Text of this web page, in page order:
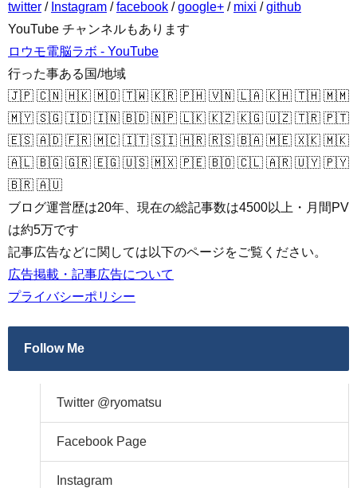
twitter / Instagram / facebook / google+ / mixi / github
YouTube チャンネルもあります
ロウモ電脳ラボ - YouTube
行った事ある国/地域
🇯🇵 🇨🇳 🇭🇰 🇲🇴 🇹🇼 🇰🇷 🇵🇭 🇻🇳 🇱🇦 🇰🇭 🇹🇭 🇲🇲
🇲🇾 🇸🇬 🇮🇩 🇮🇳 🇧🇩 🇳🇵 🇱🇰 🇰🇿 🇰🇬 🇺🇿 🇹🇷 🇵🇹
🇪🇸 🇦🇩 🇫🇷 🇲🇨 🇮🇹 🇸🇮 🇭🇷 🇷🇸 🇧🇦 🇲🇪 🇽🇰 🇲🇰
🇦🇱 🇧🇬 🇬🇷 🇪🇬 🇺🇸 🇲🇽 🇵🇪 🇧🇴 🇨🇱 🇦🇷 🇺🇾 🇵🇾
🇧🇷 🇦🇺
ブログ運営歴は20年、現在の総記事数は4500以上・月間PV
は約5万です
記事広告などに関しては以下のページをご覧ください。
広告掲載・記事広告について
プライバシーポリシー
Follow Me
Twitter @ryomatsu
Facebook Page
Instagram